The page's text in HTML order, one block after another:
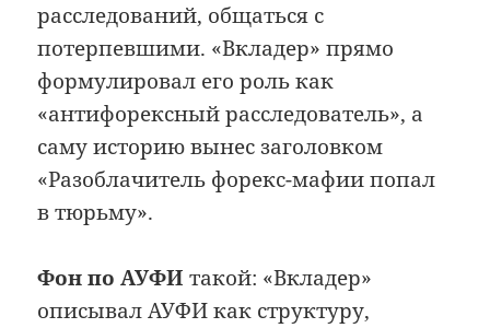
расследований, общаться с
потерпевшими. «Вкладер» прямо
формулировал его роль как
«антифорексный расследователь», а
саму историю вынес заголовком
«Разоблачитель форекс-мафии попал
в тюрьму».
Фон по АУФИ такой: «Вкладер»
описывал АУФИ как структуру,